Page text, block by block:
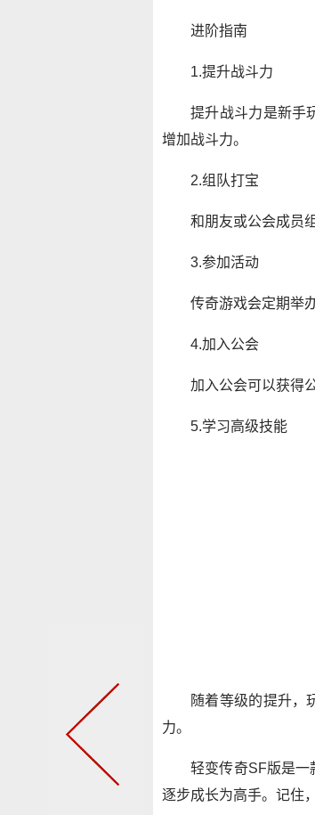
进阶指南
1.提升战斗力
提升战斗力是新手
增加战斗力。
2.组队打宝
和朋友或公会成员
3.参加活动
传奇游戏会定期举
4.加入公会
加入公会可以获得
5.学习高级技能
随着等级的提升，
力。
轻变传奇SF版是一
逐步成长为高手。记住